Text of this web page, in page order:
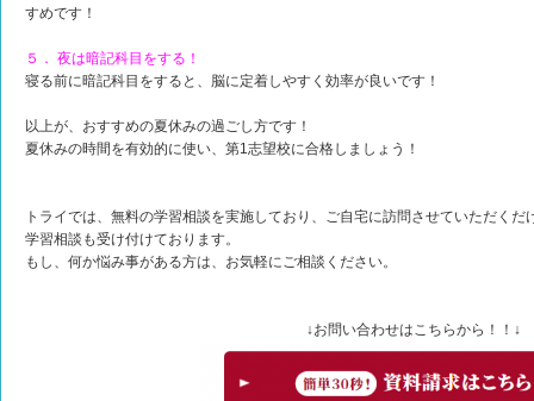
すめです！
５． 夜は暗記科目をする！
寝る前に暗記科目をすると、脳に定着しやすく効率が良いです！
以上が、おすすめの夏休みの過ごし方です！
夏休みの時間を有効的に使い、第1志望校に合格しましょう！
トライでは、無料の学習相談を実施しており、ご自宅に訪問させていただく
学習相談も受け付けております。
もし、何か悩み事がある方は、お気軽にご相談ください。
↓お問い合わせはこちらから！！↓